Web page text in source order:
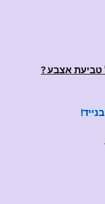
טביעת אצבע ?